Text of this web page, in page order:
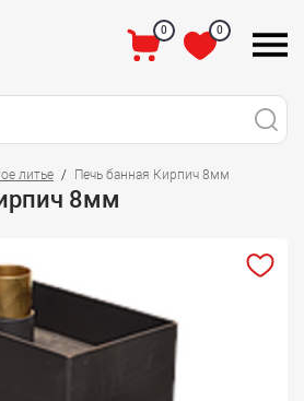
0 0
литье Печь банная Кирпич 8мм
8мм